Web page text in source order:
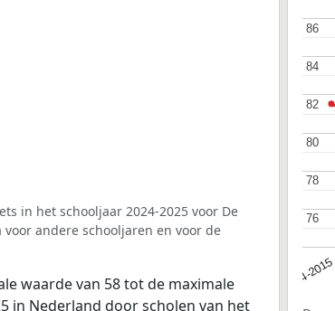
in het schooljaar 2024-2025 voor De
andere schooljaren en voor de
waarde van 58 tot de maximale
in Nederland door scholen van het
2014-2015
76
76
78
78
80
80
82
82
84
84
86
86